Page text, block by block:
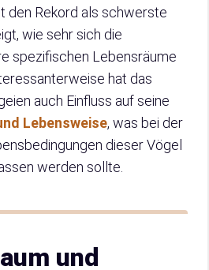
den Rekord als schwerste
wie sehr sich die
spezifischen Lebensräume
hat das
auch Einfluss auf seine
Lebensweise, was bei der
dieser Vögel
werden sollte.
und